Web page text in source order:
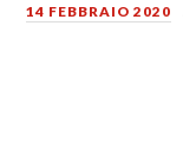
14 FEBBRAIO 2020